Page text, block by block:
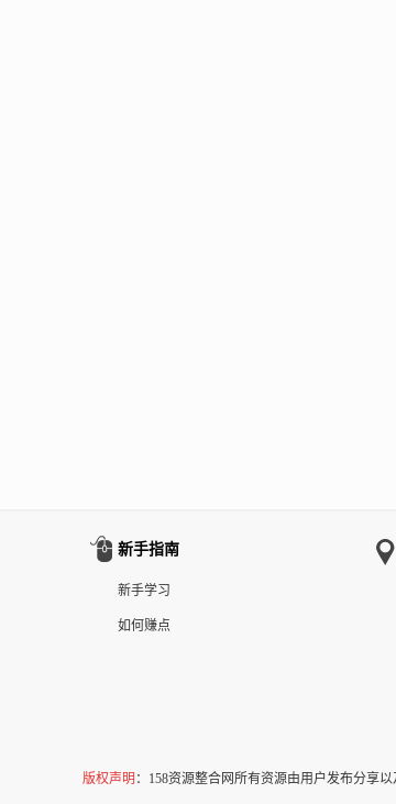
新手指南
新手学习
如何赚点
版权声明 ：158资源整合网所有资源由用户发布分享